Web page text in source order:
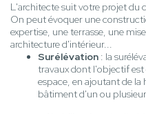
L'architecte suit votre projet du
On peut évoquer une
expertise, une terrasse, une
architecture d'intérieur...
Surélévation : la
travaux dont l'objectif est
espace, en ajoutant de la
bâtiment d'un ou